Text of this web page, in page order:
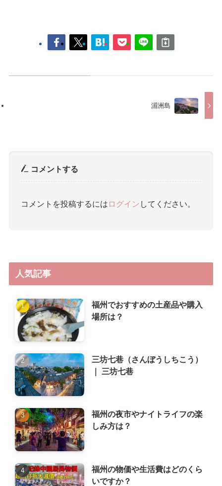
湄洲島
コメントする
コメントを投稿するには ログイン してください。
人気記事
福州でおすすめの土産品や購入
場所は？
三坊七巷（さんぼうしちこう）
｜ 三坊七巷
福州の夜市やナイトライフの楽
しみ方は？
福州の物価や生活費はどのくら
いですか？